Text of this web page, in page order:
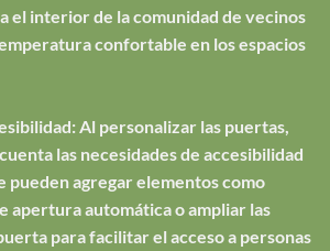
el interior de la comunidad de vecinos
confortable en los espacios
Al personalizar las puertas,
las necesidades de accesibilidad
pueden agregar elementos como
apertura automática o ampliar las
para facilitar el acceso a personas